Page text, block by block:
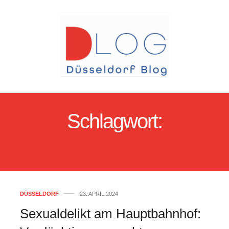
Schlagwort:
DÜSSELDORF 23. APRIL 2024
Sexualdelikt am Hauptbahnhof: